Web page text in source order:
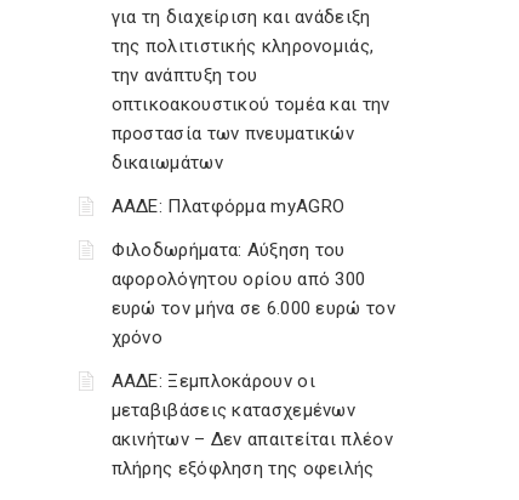
για τη διαχείριση και ανάδειξη
της πολιτιστικής κληρονομιάς,
την ανάπτυξη του
οπτικοακουστικού τομέα και την
προστασία των πνευματικών
δικαιωμάτων
ΑΑΔΕ: Πλατφόρμα myAGRO
Φιλοδωρήματα: Αύξηση του
αφορολόγητου ορίου από 300
ευρώ τον μήνα σε 6.000 ευρώ τον
χρόνο
ΑΑΔΕ: Ξεμπλοκάρουν οι
μεταβιβάσεις κατασχεμένων
ακινήτων – Δεν απαιτείται πλέον
πλήρης εξόφληση της οφειλής